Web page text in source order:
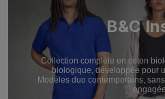
B&C
Collection complète en coton
biologique, développée pour
Modèles duo contemporains,